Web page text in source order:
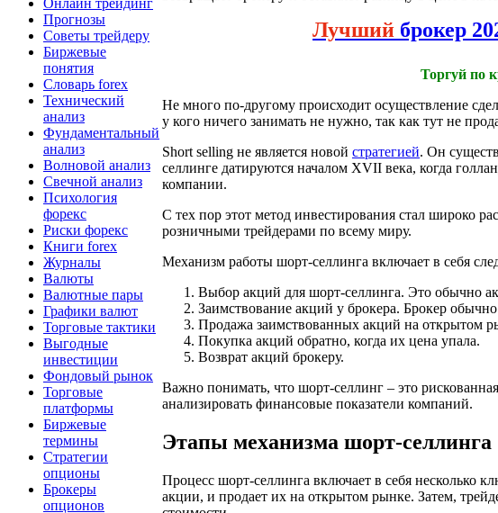
Прогнозы
Советы трейдеру
Биржевые
понятия
Словарь forex
Технический
анализ
Фундаментальный
анализ
Волновой анализ
Свечной анализ
Психология
форекс
Риски форекс
Книги forex
Журналы
Валюты
Валютные пары
Графики валют
Торговые тактики
Выгодные
инвестиции
Фондовый рынок
Торговые
платформы
Биржевые
термины
Стратегии
опционы
Брокеры
опционов
Лучший брокер
Торгуй по
Не много по-другому происходит осуществление
у кого ничего занимать не нужно, так как тут не
Short selling не является новой стратегией. Он
селлинге датируются началом XVII века, когда
компании.
С тех пор этот метод инвестирования стал широко
розничными трейдерами по всему миру.
Механизм работы шорт-селлинга включает в себя
Выбор акций для шорт-селлинга. Это обычно
Заимствование акций у брокера. Брокер
Продажа заимствованных акций на открытом
Покупка акций обратно, когда их цена упала.
Возврат акций брокеру.
Важно понимать, что шорт-селлинг – это
анализировать финансовые показатели компаний.
Этапы механизма шорт-селлинга
Процесс шорт-селлинга включает в себя несколько
акции, и продает их на открытом рынке. Затем,